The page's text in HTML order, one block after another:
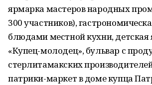
ярмарка мастеров народных
300 участников),
блюдами местной кухни, детская
«Купец-молодец», бульвар с
стерлитамакских
патрики-маркет в доме купца